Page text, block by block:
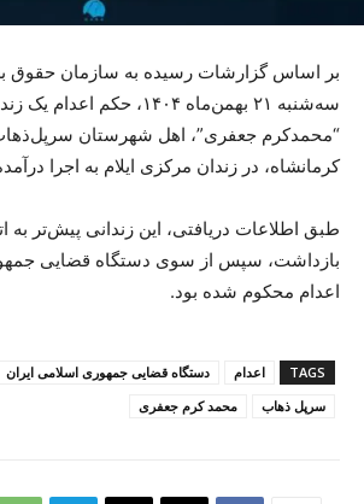
بر اساس گزارشات رسیده به سازمان حقوق
سه‌شنبه ۲۱ بهمن‌ماه ۱۴۰۴، حکم
“محمدکرم جعفری”، اهل شهرستان سرپل‌ذهاب
کرمانشاه، در زندان مرکزی ایلام به اجرا
طبق اطلاعات دریافتی، این زندانی پیش‌تر به
بازداشت، سپس از سوی دستگاه قضایی
اعدام محکوم شده بود.
TAGS اعدام دستگاه قضایی جمهوری اسلامی ایران
سرپل ذهاب
محمد کرم جعفری